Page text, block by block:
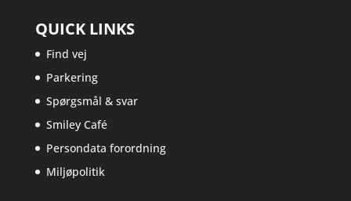
QUICK LINKS
Find vej
Parkering
Spørgsmål & svar
Smiley Café
Persondata forordning
Miljøpolitik